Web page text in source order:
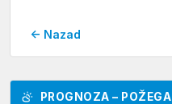
← Nazad
PROGNOZA – POŽEGA